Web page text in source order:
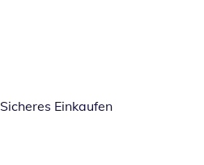
Sicheres Einkaufen